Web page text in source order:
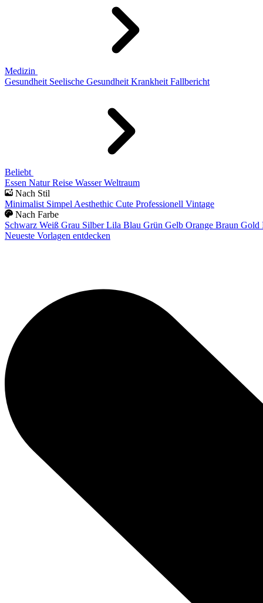
Medizin
Gesundheit Seelische Gesundheit Krankheit Fallbericht
Beliebt
Essen Natur Reise Wasser Weltraum
Nach Stil
Minimalist Simpel Aesthethic Cute Professionell Vintage
Nach Farbe
Schwarz Weiß Grau Silber Lila Blau Grün Gelb Orange Braun Gold
Neueste Vorlagen entdecken